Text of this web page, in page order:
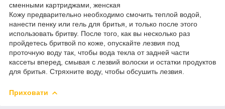
сменными картриджами, женская
Кожу предварительно необходимо смочить теплой водой,
нанести пенку или гель для бритья, и только после этого
использовать бритву. После того, как вы несколько раз
пройдетесь бритвой по коже, опускайте лезвия под
проточную воду так, чтобы вода текла от задней части
кассеты вперед, смывая с лезвий волоски и остатки продуктов
для бритья. Стряхните воду, чтобы обсушить лезвия.
Приховати